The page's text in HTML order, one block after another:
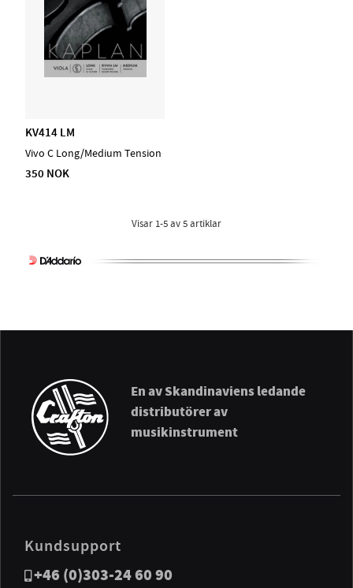
KV414 LM
Vivo C Long/Medium Tension
350 NOK
Visar 1-5av5artiklar
En av Skandinaviens ledande
distributörer av
musikinstrument
Kundsupport
+46 (0)303-24 60 90